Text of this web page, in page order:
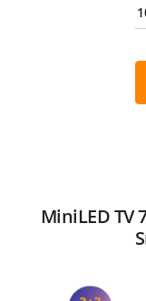
MiniLED TV